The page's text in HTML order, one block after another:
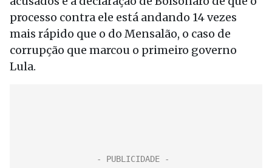
processo contra ele está andando 14 vezes
mais rápido que o do Mensalão, o caso de
corrupção que marcou o primeiro governo
Lula.